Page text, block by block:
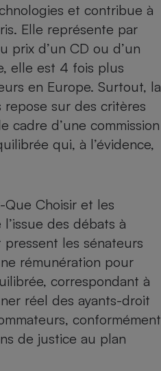
et contribue à
Elle représente par
prix d’un CD ou d’un
elle est 4 fois plus
en Europe. Surtout, la
sur des critères
cadre d’une commission
qui, à l’évidence,
Que Choisir et les
des débats à
pressent les sénateurs
rémunération pour
correspondant à
réel des ayants-droit
conformément
de justice au plan
Cafetière à expressos
Robot ménager